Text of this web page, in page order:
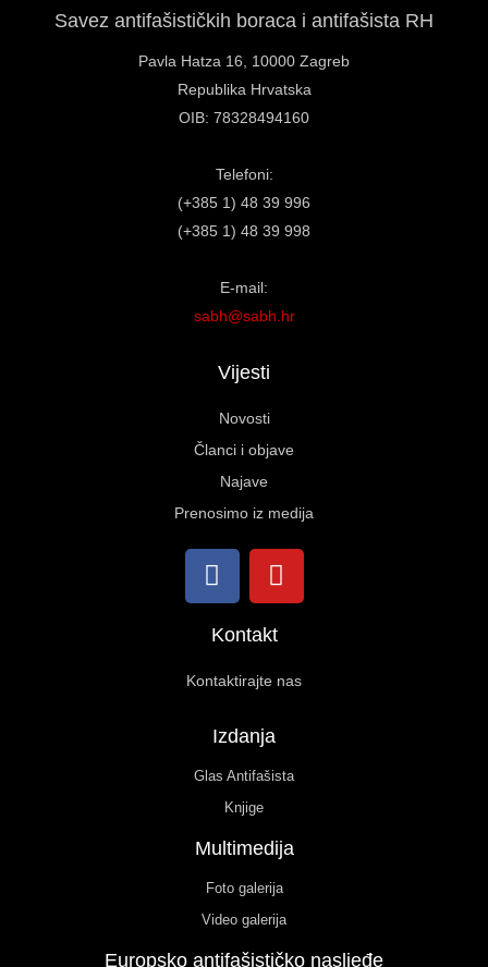
Savez antifašističkih boraca i antifašista RH
Pavla Hatza 16, 10000 Zagreb
Republika Hrvatska
OIB: 78328494160
Telefoni:
(+385 1) 48 39 996
(+385 1) 48 39 998
E-mail:
sabh@sabh.hr
Vijesti
Novosti
Članci i objave
Najave
Prenosimo iz medija
Kontakt
Kontaktirajte nas
Izdanja
Glas Antifašista
Knjige
Multimedija
Foto galerija
Video galerija
Europsko antifašističko nasljeđe